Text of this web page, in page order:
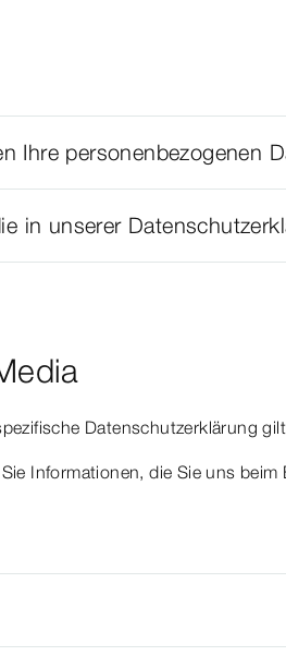
Ihre personenbezogenen
in unserer
Datenschutzerklärung
Informationen, die Sie uns